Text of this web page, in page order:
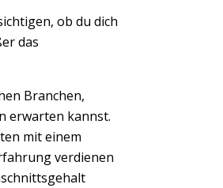
ob du dich
das
Branchen,
erwarten kannst.
mit einem
verdienen